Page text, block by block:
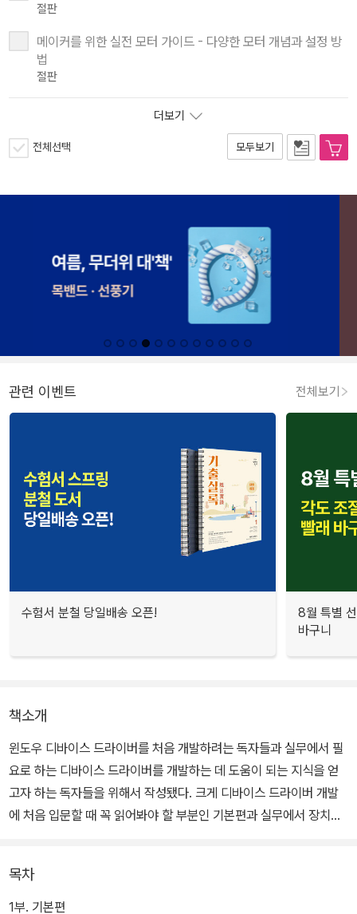
절판
메이커를 위한 실전 모터 가이드 - 다양한 모터 개념과 설정 방
법
절판
더보기
전체선택 모두보기
관련 이벤트 전체보기
수험서 분철 당일배송 오픈!
8월 특별
바구니
책소개
윈도우 디바이스 드라이버를 처음 개발하려는 독자들과 실무에서 필
요로 하는 디바이스 드라이버를 개발하는 데 도움이 되는 지식을 얻
고자 하는 독자들을 위해서 작성됐다. 크게 디바이스 드라이버 개발
에 처음 입문할 때 꼭 읽어봐야 할 부분인 기본편과 실무에서 장치유
따라서 디바이스 드라이버 개발에 처음 입문하는 독자들이나 실무에
목차
1부. 기본편